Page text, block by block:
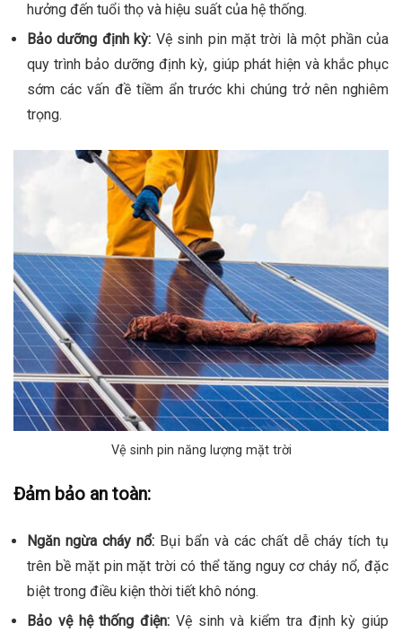
hưởng đến tuổi thọ và hiệu suất của hệ thống.
Bảo dưỡng định kỳ: Vệ sinh pin mặt trời là một phần của
quy trình bảo dưỡng định kỳ, giúp phát hiện và khắc phục
sớm các vấn đề tiềm ẩn trước khi chúng trở nên nghiêm
trọng.
Vệ sinh pin năng lượng mặt trời
Đảm bảo an toàn:
Ngăn ngừa cháy nổ: Bụi bẩn và các chất dễ cháy tích tụ
trên bề mặt pin mặt trời có thể tăng nguy cơ cháy nổ, đặc
biệt trong điều kiện thời tiết khô nóng.
Bảo vệ hệ thống điện: Vệ sinh và kiểm tra định kỳ giúp